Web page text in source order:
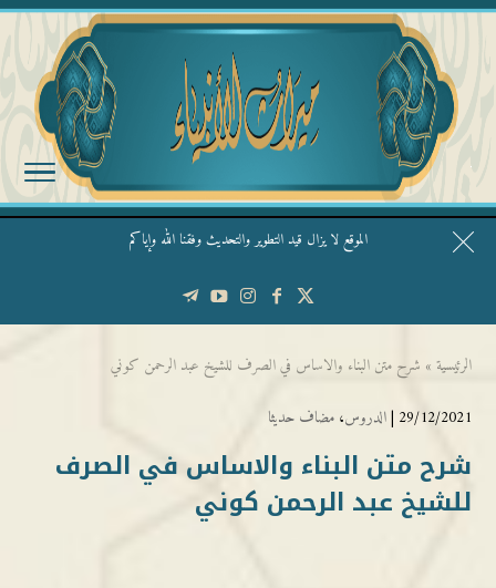
الموقع لا يزال قيد التطوير والتحديث وفقنا الله وإياكم
قال الشيخ ربيع وفقه الله: نحن ليس عندنا تقديس الأشخاص
الرئيسية » شرح متن البناء والاساس في الصرف للشيخ عبد الرحمن كوني
29/12/2021 | الدروس، مضاف حديثا
شرح متن البناء والاساس في الصرف
للشيخ عبد الرحمن كوني